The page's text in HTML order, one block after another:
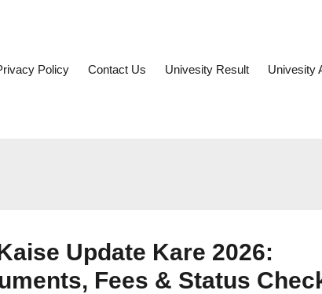
Policy Contact Us Univesity Result Univesity
Update Kare 2026:
Fees & Status